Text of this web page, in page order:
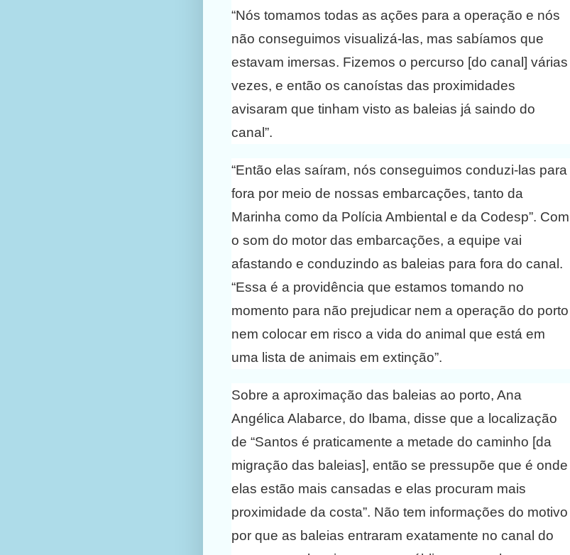
“Nós tomamos todas as ações para a operação e nós
não conseguimos visualizá-las, mas sabíamos que
estavam imersas. Fizemos o percurso [do canal] várias
vezes, e então os canoístas das proximidades
avisaram que tinham visto as baleias já saindo do
canal”.
“Então elas saíram, nós conseguimos conduzi-las para
fora por meio de nossas embarcações, tanto da
Marinha como da Polícia Ambiental e da Codesp”. Com
o som do motor das embarcações, a equipe vai
afastando e conduzindo as baleias para fora do canal.
“Essa é a providência que estamos tomando no
momento para não prejudicar nem a operação do porto
nem colocar em risco a vida do animal que está em
uma lista de animais em extinção”.
Sobre a aproximação das baleias ao porto, Ana
Angélica Alabarce, do Ibama, disse que a localização
de “Santos é praticamente a metade do caminho [da
migração das baleias], então se pressupõe que é onde
elas estão mais cansadas e elas procuram mais
proximidade da costa”. Não tem informações do motivo
por que as baleias entraram exatamente no canal do